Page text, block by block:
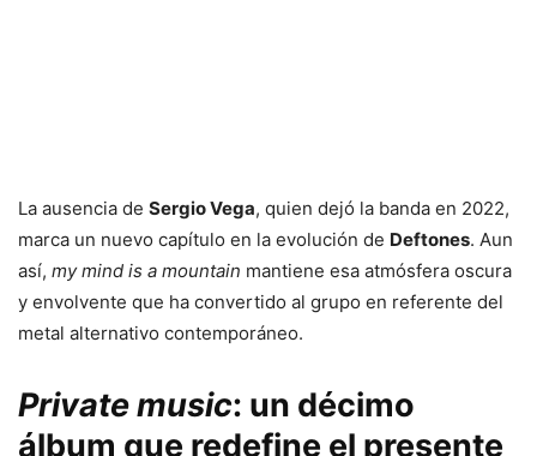
La ausencia de Sergio Vega, quien dejó la banda en 2022,
marca un nuevo capítulo en la evolución de Deftones. Aun
así, my mind is a mountain mantiene esa atmósfera oscura
y envolvente que ha convertido al grupo en referente del
metal alternativo contemporáneo.
Private music: un décimo
álbum que redefine el presente